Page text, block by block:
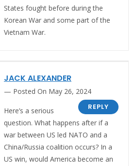
States fought before during the
Korean War and some part of the
Vietnam War.
JACK ALEXANDER
Posted On May 26, 2024
REPLY
Here’s a serious
question. What happens after if a
war between US led NATO and a
China/Russia coalition occurs? In a
US win, would America become an